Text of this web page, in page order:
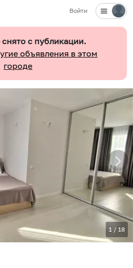
Войти
с публикации.
объявления в этом
городе
1 / 18